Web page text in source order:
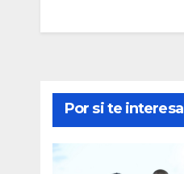
Por si te interesa